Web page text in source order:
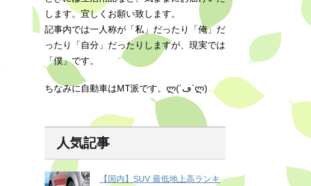
します。宜しくお願い致します。
記事内では一人称が「私」だったり「俺」だ
ったり「自分」だったりしますが、現実では
「僕」です。
ちなみに自動車はMT派です。ლ(´ڡ`ლ)
人気記事
【国内】SUV 最低地上高ランキ